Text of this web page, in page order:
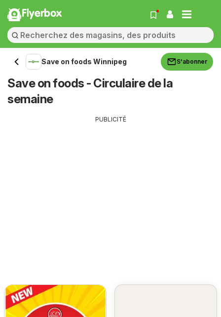
Flyerbox
Save on foods Winnipeg S'abonner
Save on foods - Circulaire de la
semaine
PUBLICITÉ